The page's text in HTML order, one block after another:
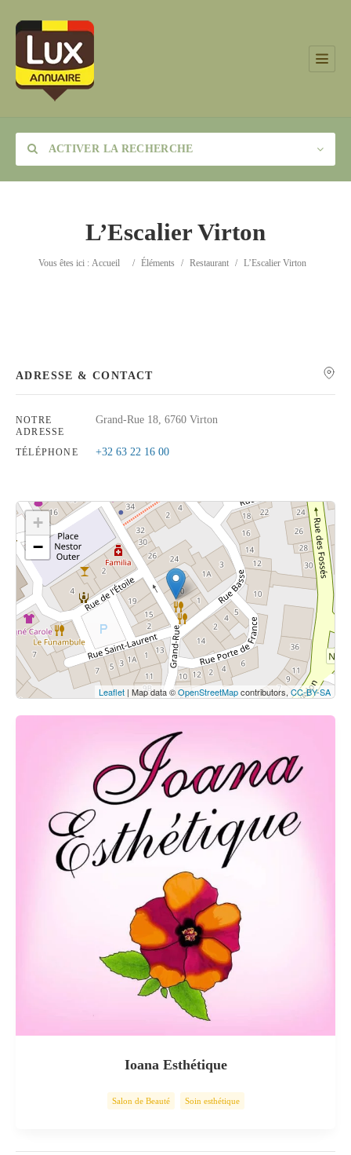
ACTIVER LA RECHERCHE
Catégorie
L’Escalier Virton
Vous êtes ici : Accueil / Éléments / Restaurant / L’Escalier Virton
ADRESSE & CONTACT
NOTRE
ADRESSE
Grand-Rue 18, 6760 Virton
TÉLÉPHONE +32 63 22 16 00
Cliquez sur le bouton pour afficher la carte.
Voir la carte
+
−
Leaflet | Map data ©OpenStreetMapcontributors, CC-BY-SA
Ioana Esthétique
Salon de Beauté Soin esthétique